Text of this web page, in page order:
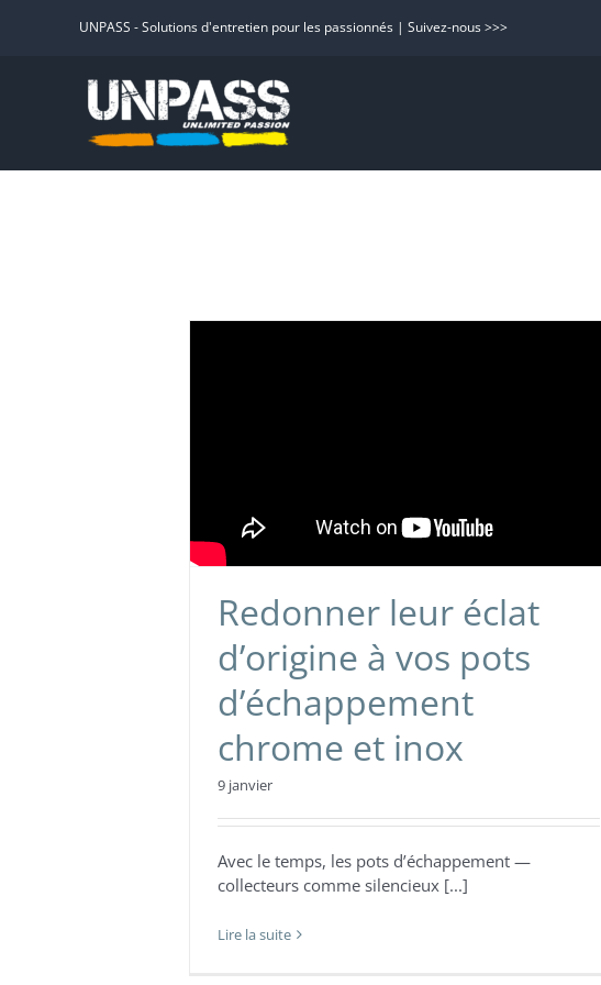
UNPASS - Solutions d'entretien pour les passionnés | Suivez-nous >>>
Redonner leur éclat
d’origine à vos pots
d’échappement
chrome et inox
9 janvier
Avec le temps, les pots d’échappement —
collecteurs comme silencieux [...]
Lire la suite